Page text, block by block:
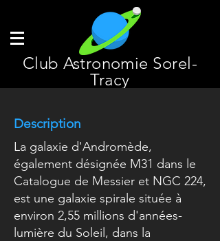
Club Astronomie Sorel-
Tracy
Description
La galaxie d'Andromède,
également désignée M31 dans le
Catalogue de Messier et NGC 224,
est une galaxie spirale située à
environ 2,55 millions d'années-
lumière du Soleil, dans la